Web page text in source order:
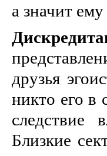
а значит
друзья
никто его в
следствие
Близкие